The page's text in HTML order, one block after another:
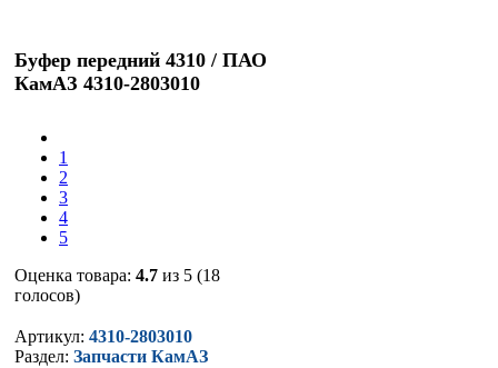
Буфер передний 4310 / ПАО
КамАЗ 4310-2803010
1
2
3
4
5
Оценка товара: 4.7 из 5 (18
голосов)
Артикул: 4310-2803010
Раздел: Запчасти КамАЗ